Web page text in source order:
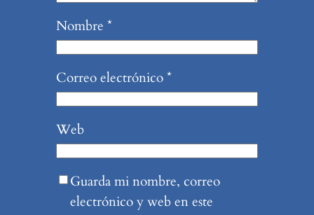
Nombre *
Correo electrónico*
Web
Guarda mi nombre, correo
electrónico y web en este